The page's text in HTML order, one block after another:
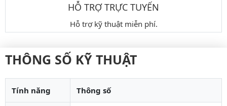
HỖ TRỢ TRỰC TUYẾN
Hỗ trợ kỹ thuật miễn phí.
THÔNG SỐ KỸ THUẬT
Tính năng Thông số